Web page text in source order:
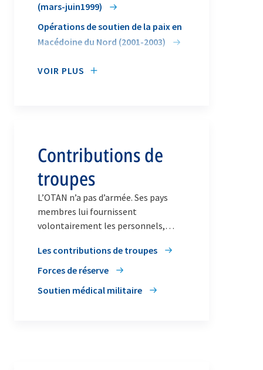
(mars-juin1999)
Opérations de soutien de la paix en
Macédoine du Nord (2001-2003)
VOIR PLUS
Contributions de
troupes
L’OTAN n’a pas d’armée. Ses pays
membres lui fournissent
volontairement les personnels,
a besoin pour remplir ses tâches.
Les contributions de troupes
Forces de réserve
Soutien médical militaire